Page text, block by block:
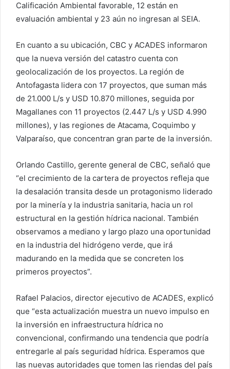
Calificación Ambiental favorable, 12 están en
evaluación ambiental y 23 aún no ingresan al SEIA.
En cuanto a su ubicación, CBC y ACADES informaron
que la nueva versión del catastro cuenta con
geolocalización de los proyectos. La región de
Antofagasta lidera con 17 proyectos, que suman más
de 21.000 L/s y USD 10.870 millones, seguida por
Magallanes con 11 proyectos (2.447 L/s y USD 4.990
millones), y las regiones de Atacama, Coquimbo y
Valparaíso, que concentran gran parte de la inversión.
Orlando Castillo, gerente general de CBC, señaló que
“el crecimiento de la cartera de proyectos refleja que
la desalación transita desde un protagonismo liderado
por la minería y la industria sanitaria, hacia un rol
estructural en la gestión hídrica nacional. También
observamos a mediano y largo plazo una oportunidad
en la industria del hidrógeno verde, que irá
madurando en la medida que se concreten los
primeros proyectos”.
Rafael Palacios, director ejecutivo de ACADES, explicó
que “esta actualización muestra un nuevo impulso en
la inversión en infraestructura hídrica no
convencional, confirmando una tendencia que podría
entregarle al país seguridad hídrica. Esperamos que
las nuevas autoridades que tomen las riendas del país